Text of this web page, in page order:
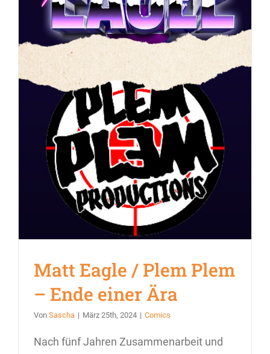
Matt Eagle / Plem Plem
– Ende einer Ära
Von Sascha | März 25th, 2024 | Comics
Nach fünf Jahren Zusammenarbeit und